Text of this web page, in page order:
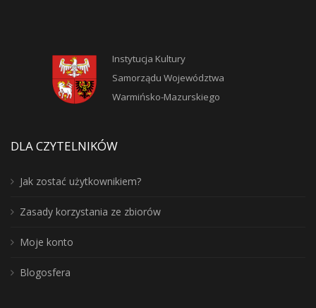
Instytucja Kultury
Samorządu Województwa
Warmińsko-Mazurskiego
DLA CZYTELNIKÓW
Jak zostać użytkownikiem?
Zasady korzystania ze zbiorów
Moje konto
Blogosfera